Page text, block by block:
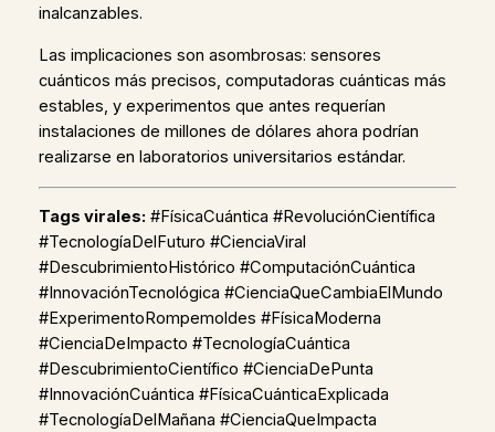
inalcanzables.
Las implicaciones son asombrosas: sensores
cuánticos más precisos, computadoras cuánticas más
estables, y experimentos que antes requerían
instalaciones de millones de dólares ahora podrían
realizarse en laboratorios universitarios estándar.
Tags virales: #FísicaCuántica #RevoluciónCientífica
#TecnologíaDelFuturo #CienciaViral
#DescubrimientoHistórico #ComputaciónCuántica
#InnovaciónTecnológica #CienciaQueCambiaElMundo
#ExperimentoRompemoldes #FísicaModerna
#CienciaDeImpacto #TecnologíaCuántica
#DescubrimientoCientífico #CienciaDePunta
#InnovaciónCuántica #FísicaCuánticaExplicada
#TecnologíaDelMañana #CienciaQueImpacta